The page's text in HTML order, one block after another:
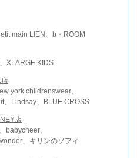
main LIEN、b・ROOM
XLARGE KIDS
店
york childrenswear、
、Lindsay、BLUE CROSS
店
babycheer、
、キリンのソフィ